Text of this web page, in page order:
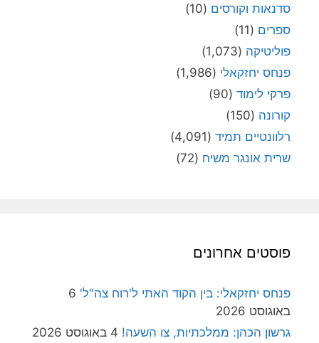
סדנאות וקורסים (10)
ספרים (11)
פוליטיקה (1,073)
פנחס יחזקאלי (1,986)
פרקי לימוד (90)
קורונה (150)
רלוונטיים תמיד (4,091)
שרית אונגר משיח (72)
פוסטים אחרונים
פנחס יחזקאלי: בין הקוד האתי ל'רוח צה"ל' 6
באוגוסט 2026
גרשון הכהן: ממלכתיות, צו השעה! 4 באוגוסט 2026